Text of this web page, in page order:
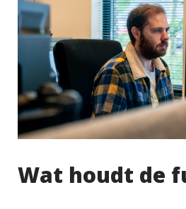
Wat houdt de